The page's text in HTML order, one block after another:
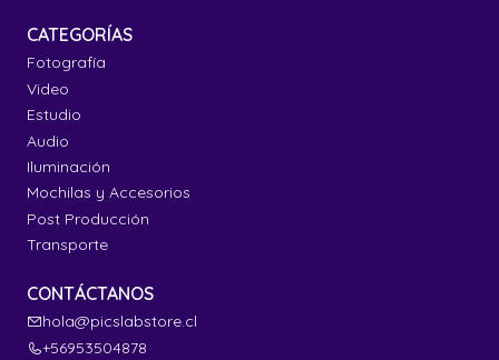
CATEGORÍAS
Fotografía
Video
Estudio
Audio
Iluminación
Mochilas y Accesorios
Post Producción
Transporte
CONTÁCTANOS
hola@picslabstore.cl
+56953504878